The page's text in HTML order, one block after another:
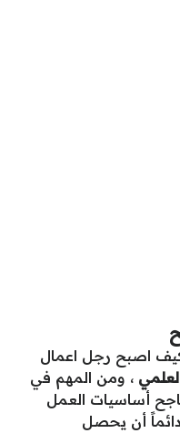
اصبح رجل اعمال
، ومن المهم في
أساسيات العمل
أن يحصل